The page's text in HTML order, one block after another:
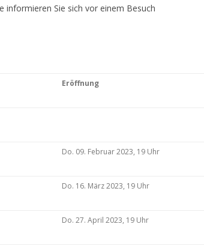
informieren Sie sich vor einem Besuch
Eröffnung
Do. 09. Februar 2023, 19 Uhr
Do. 16. März 2023, 19 Uhr
Do. 27. April 2023, 19 Uhr